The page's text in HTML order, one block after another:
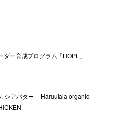
ダー育成プログラム「HOPE」
シアバター
Haruulala organic